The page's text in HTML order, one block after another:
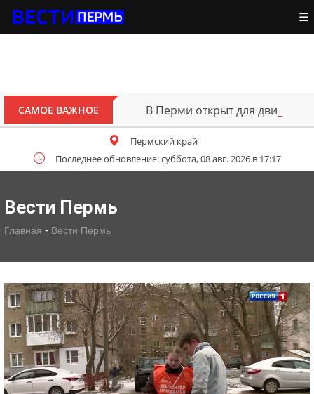
☰
САМОЕ ВАЖНОЕВ Перми открыт для движения участок трассы
Пермский край
Последнее обновление: суббота, 08 авг. 2026 в 17:17
Вести Пермь
Главная - Вести Пермь